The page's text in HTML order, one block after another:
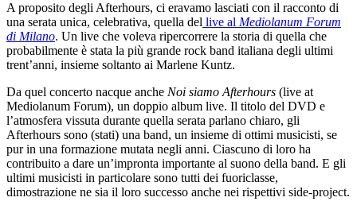
A proposito degli Afterhours, ci eravamo lasciati con il racconto di
una serata unica, celebrativa, quella del live al Mediolanum Forum
di Milano. Un live che voleva ripercorrere la storia di quella che
probabilmente è stata la più grande rock band italiana degli ultimi
trent’anni, insieme soltanto ai Marlene Kuntz.
Da quel concerto nacque anche Noi siamo Afterhours (live at
Mediolanum Forum), un doppio album live. Il titolo del DVD e
l’atmosfera vissuta durante quella serata parlano chiaro, gli
Afterhours sono (stati) una band, un insieme di ottimi musicisti, se
pur in una formazione mutata negli anni. Ciascuno di loro ha
contribuito a dare un’impronta importante al suono della band. E gli
ultimi musicisti in particolare sono tutti dei fuoriclasse,
dimostrazione ne sia il loro successo anche nei rispettivi side-project.